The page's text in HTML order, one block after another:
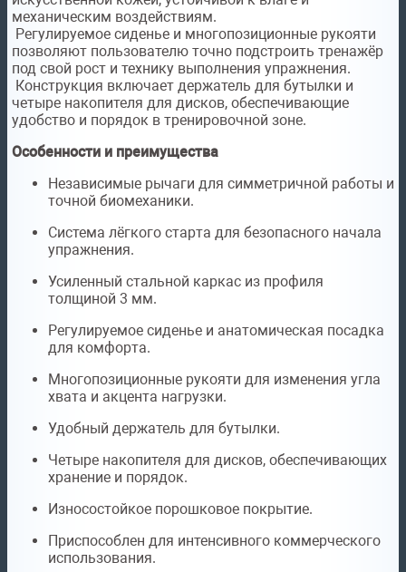
механическим воздействиям.
Регулируемое сиденье и многопозиционные рукояти
позволяют пользователю точно подстроить тренажёр
под свой рост и технику выполнения упражнения.
Конструкция включает держатель для бутылки и
четыре накопителя для дисков, обеспечивающие
удобство и порядок в тренировочной зоне.
Особенности и преимущества
Независимые рычаги для симметричной работы и
точной биомеханики.
Система лёгкого старта для безопасного начала
упражнения.
Усиленный стальной каркас из профиля
толщиной 3 мм.
Регулируемое сиденье и анатомическая посадка
для комфорта.
Многопозиционные рукояти для изменения угла
хвата и акцента нагрузки.
Удобный держатель для бутылки.
Четыре накопителя для дисков, обеспечивающих
хранение и порядок.
Износостойкое порошковое покрытие.
Приспособлен для интенсивного коммерческого
использования.